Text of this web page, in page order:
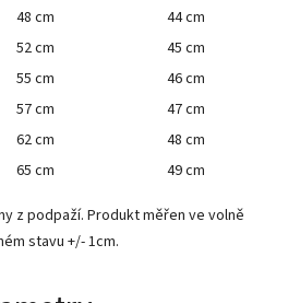
48 cm
44 cm
52 cm
45 cm
55 cm
46 cm
57 cm
47 cm
62 cm
48 cm
65 cm 49 cm
z podpaží. Produkt měřen ve volně
stavu +/- 1cm.